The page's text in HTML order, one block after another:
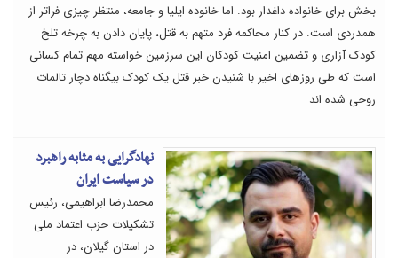
بخش برای خانواده داغدار بود. اما خانوده ایلیا و جامعه، منتظر چیزی فراتر از
همدردی است. در کنار محاکمه فرد متهم به قتل، پایان دادن به چرخه تلخ
کودک آزاری و تضمین امنیت کودکان این سرزمین خواسته مهم تمام کسانی
است که طی روزهای اخیر با شنیدن خبر قتل یک کودک بیگناه دچار تالمات
روحی شده اند
نهادگرایی به مثابه راهبرد
در سیاست ایران
محمدرضا ابراهیمی، رئیس
تشکیلات حزب اعتماد ملی
در استان گیلان، در